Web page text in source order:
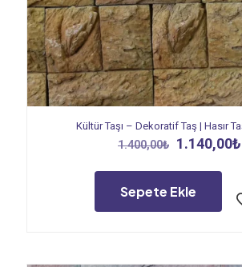
Kültür Taşı – Dekoratif Taş | Hasır
1.400,00₺ Orijinal
1.400,00₺.
1.140,00₺
Sepete Ekle